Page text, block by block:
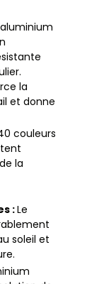
la
et donne
couleurs
la
:Le
soleil et